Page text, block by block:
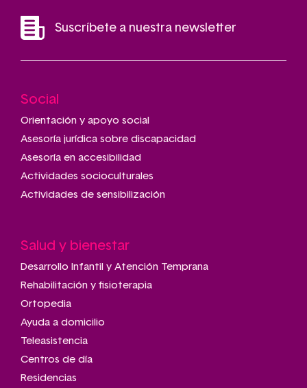
Suscríbete a nuestra newsletter
Main
navigation
Social
Orientación y apoyo social
Asesoría jurídica sobre discapacidad
Asesoría en accesibilidad
Actividades socioculturales
Actividades de sensibilización
Salud y bienestar
Desarrollo Infantil y Atención Temprana
Rehabilitación y fisioterapia
Ortopedia
Ayuda a domicilio
Teleasistencia
Centros de día
Residencias